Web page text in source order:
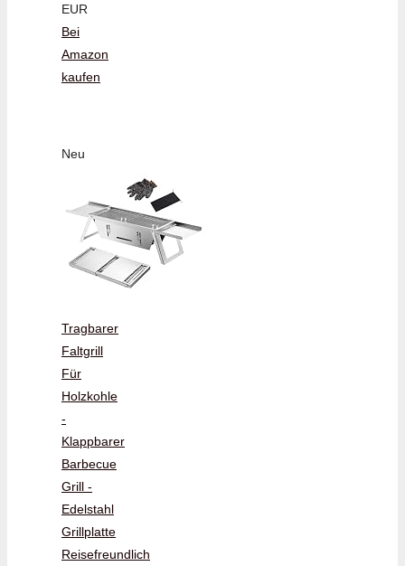
EUR
Bei
Amazon
kaufen
Neu
Tragbarer
Faltgrill
Für
Holzkohle
-
Klappbarer
Barbecue
Grill -
Edelstahl
Grillplatte
Reisefreundlich